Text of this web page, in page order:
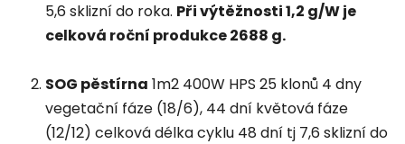
5,6 sklizní do roka. Při výtěžnosti 1,2 g/W je
celková roční produkce 2688 g.
SOG pěstírna 1m2 400W HPS 25 klonů 4 dny
vegetační fáze (18/6), 44 dní květová fáze
(12/12) celková délka cyklu 48 dní tj 7,6 sklizní do